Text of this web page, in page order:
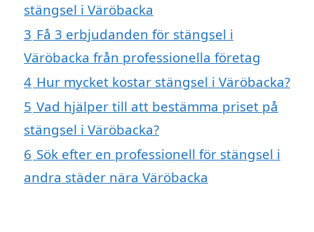
stängsel i Väröbacka
3 Få 3 erbjudanden för stängsel i
Väröbacka från professionella företag
4 Hur mycket kostar stängsel i Väröbacka?
5 Vad hjälper till att bestämma priset på
stängsel i Väröbacka?
6 Sök efter en professionell för stängsel i
andra städer nära Väröbacka